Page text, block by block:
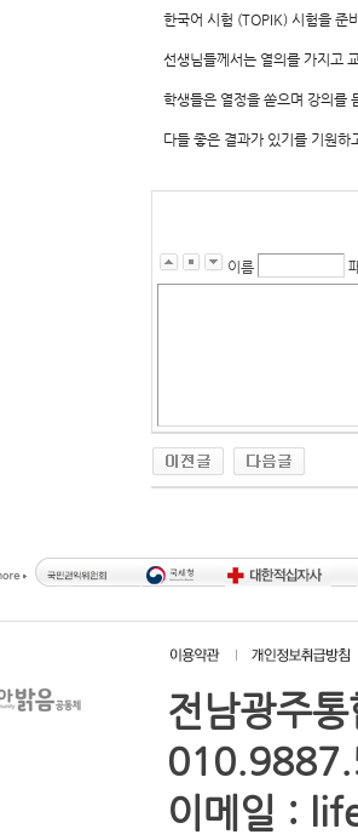
한국어 시험 (TOPIK) 시험을 준
선생님들께서는 열의를 가지고
학생들은 열정을 쏟으며 강의를
다들 좋은 결과가 있기를 기원하
이름
전남광주
이메일 :